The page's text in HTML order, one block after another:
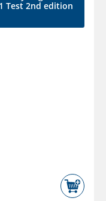
Test 2nd edition